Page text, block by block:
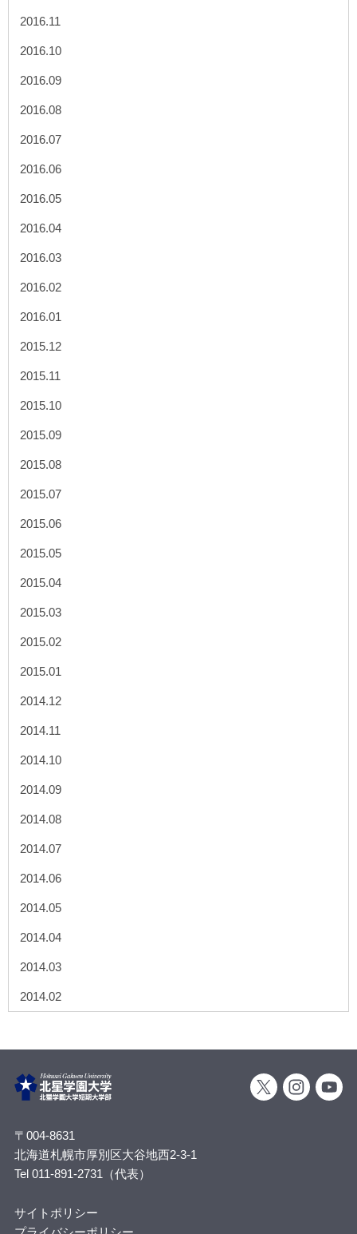
2016.11
2016.10
2016.09
2016.08
2016.07
2016.06
2016.05
2016.04
2016.03
2016.02
2016.01
2015.12
2015.11
2015.10
2015.09
2015.08
2015.07
2015.06
2015.05
2015.04
2015.03
2015.02
2015.01
2014.12
2014.11
2014.10
2014.09
2014.08
2014.07
2014.06
2014.05
2014.04
2014.03
2014.02
〒004-8631
北海道札幌市厚別区大谷地西2-3-1
Tel 011-891-2731（代表）
サイトポリシー